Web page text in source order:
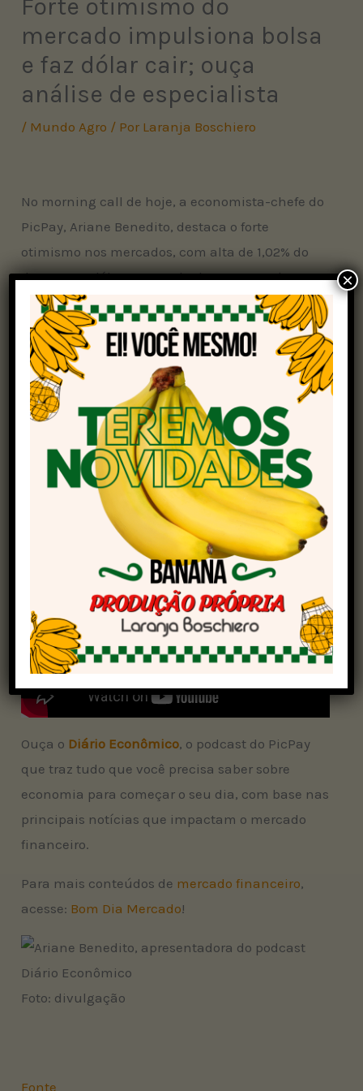
Forte otimismo do
mercado impulsiona bolsa
e faz dólar cair; ouça
análise de especialista
/ Mundo Agro / Por Laranja Boschiero
No morning call de hoje, a economista-chefe do
PicPay, Ariane Benedito, destaca o forte
otimismo nos mercados, com alta de 1,02% do
Ibovespa e dólar em queda de 0,53%, a R$ 5,64,
impulsionados pela prévia do IPCA abaixo do
esperado.
Nos EUA, bolsas dispararam e juros recuaram
após dados de confiança do consumidor e
trégua comercial com a União Europeia. Hoje,
foco na ata do Fomc – órgão responsável pela
definição da política monetária nos Estados
Unidos -, reunião da Opep e dados do Caged no
Ouça o Diário Econômico, o podcast do PicPay
que traz tudo que você precisa saber sobre
economia para começar o seu dia, com base nas
principais notícias que impactam o mercado
financeiro.
Para mais conteúdos de mercado financeiro,
acesse: Bom Dia Mercado!
Foto: divulgação
Fonte
×